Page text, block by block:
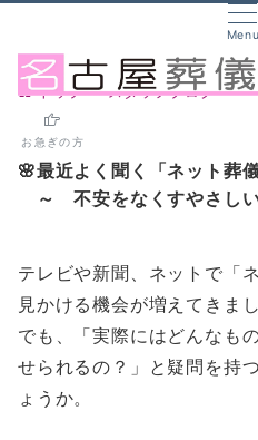
Menu
お急ぎの方
トップ スタッフブログ 「
🌸最近よく聞く「ネット葬
～ 不安をなくすやさし
テレビや新聞、ネットで「
見かける機会が増えてきまし
でも、「実際にはどんなも
せられるの？」と疑問を持
ょうか。